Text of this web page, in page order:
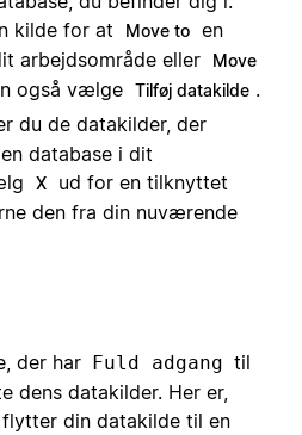
kilde for at Move to en
arbejdsområde eller
Move
også vælge Tilføj datakilde .
du de datakilder, der
database i dit
X
ud for en tilknyttet
den fra din nuværende
der har Fuld adgang til
dens datakilder. Her er,
din datakilde til en